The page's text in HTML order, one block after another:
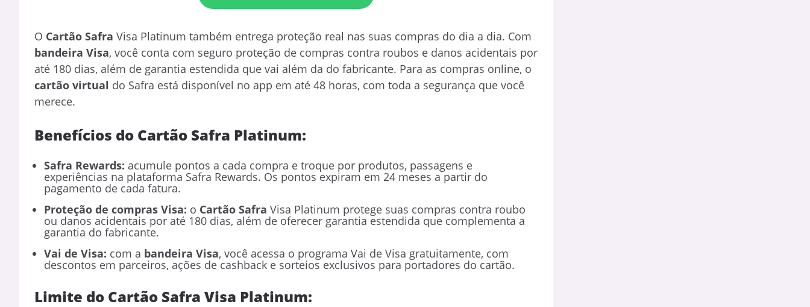
O Cartão Safra Visa Platinum também entrega proteção real nas suas compras do dia a dia. Com
bandeira Visa, você conta com seguro proteção de compras contra roubos e danos acidentais por
até 180 dias, além de garantia estendida que vai além da do fabricante. Para as compras online, o
cartão virtual do Safra está disponível no app em até 48 horas, com toda a segurança que você
merece.
Benefícios do Cartão Safra Platinum:
Safra Rewards: acumule pontos a cada compra e troque por produtos, passagens e
experiências na plataforma Safra Rewards. Os pontos expiram em 24 meses a partir do
pagamento de cada fatura.
Proteção de compras Visa: o Cartão Safra Visa Platinum protege suas compras contra roubo
ou danos acidentais por até 180 dias, além de oferecer garantia estendida que complementa a
garantia do fabricante.
Vai de Visa: com a bandeira Visa, você acessa o programa Vai de Visa gratuitamente, com
descontos em parceiros, ações de cashback e sorteios exclusivos para portadores do cartão.
Limite do Cartão Safra Visa Platinum: